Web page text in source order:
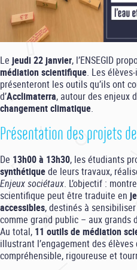
Le jeudi 22 janvier, l’ENSEGID
médiation scientifique. Les
présenteront les outils qu’ils ont
d’Acclimaterra, autour des enjeux
changement climatique.
Présentation des projets
De 13h00 à 13h30, les étudiants
synthétiquede leurs travaux,
Enjeux sociétaux. L’objectif :
scientifique peut être traduite en
accessibles, destinés à
comme grand public – aux grands
Au total, 11 outils de médiation
illustrant l’engagement des élèves
compréhensible, rigoureuse et